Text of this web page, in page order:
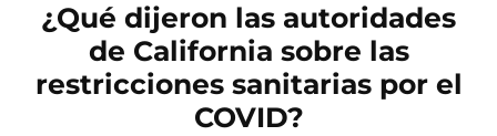
¿Qué dijeron las autoridades
de California sobre las
restricciones sanitarias por el
COVID?